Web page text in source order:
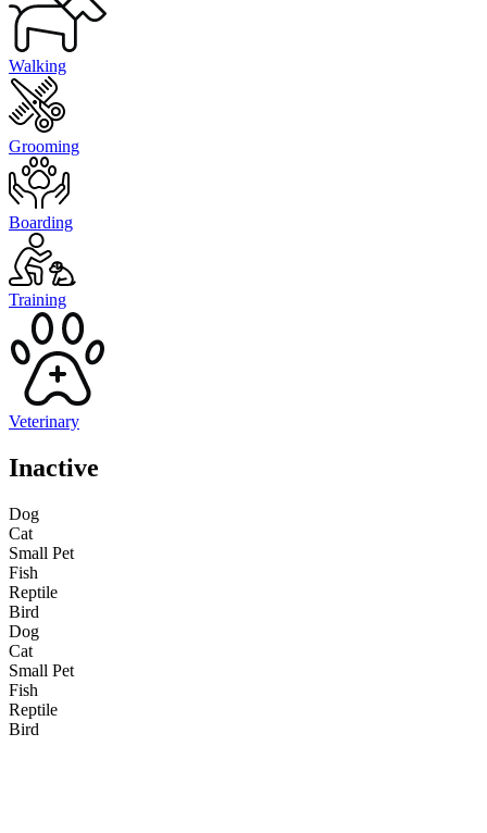
Walking
Grooming
Boarding
Training
Veterinary
Inactive
Dog
Cat
Small Pet
Fish
Reptile
Bird
Dog
Cat
Small Pet
Fish
Reptile
Bird